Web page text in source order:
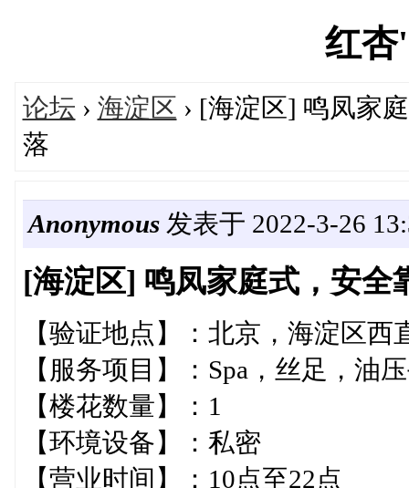
红杏
论坛 › 海淀区 › [海淀区] 鸣凤家
落
Anonymous发表于 2022-3-26
[海淀区] 鸣凤家庭式，安全
【验证地点】：北京，海淀区西
【服务项目】：Spa，丝足，油
【楼花数量】：1
【环境设备】：私密
【营业时间】：10点至22点